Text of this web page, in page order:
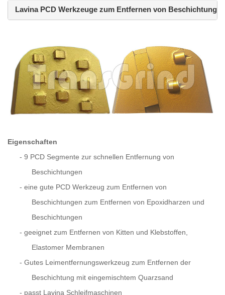
Lavina PCD Werkzeuge zum Entfernen von
Eigenschaften
- 9 PCD Segmente zur schnellen Entfernung von
Beschichtungen
- eine gute PCD Werkzeug zum Entfernen von
Beschichtungen zum Entfernen von Epoxidharzen und
Beschichtungen
- geeignet zum Entfernen von Kitten und Klebstoffen,
Elastomer Membranen
- Gutes Leimentfernungswerkzeug zum Entfernen der
Beschichtung mit eingemischtem Quarzsand
- passt Lavina Schleifmaschinen